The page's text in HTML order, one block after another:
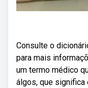
Consulte o
para mais
um termo médico
álgos, que significa